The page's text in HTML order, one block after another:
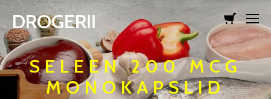
lisati ostukorvi. Vaata ostukorvi
DROGERII
SELEEN 200 MCG
MONOKAPSLID